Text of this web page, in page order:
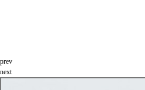
prev
next